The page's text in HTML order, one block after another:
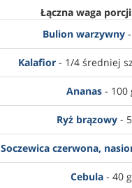
Łączna waga
Bulion warzywny
Kalafior- 1/4 średniej
Ananas- 100
Ryż brązowy-
Soczewica czerwona,
Cebula- 40 g